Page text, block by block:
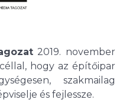
2019. november
hogy az építőipar
szakmailag
és fejlessze.